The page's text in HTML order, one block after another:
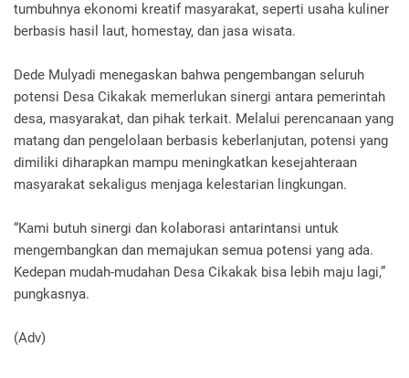
tumbuhnya ekonomi kreatif masyarakat, seperti usaha kuliner
berbasis hasil laut, homestay, dan jasa wisata.
Dede Mulyadi menegaskan bahwa pengembangan seluruh
potensi Desa Cikakak memerlukan sinergi antara pemerintah
desa, masyarakat, dan pihak terkait. Melalui perencanaan yang
matang dan pengelolaan berbasis keberlanjutan, potensi yang
dimiliki diharapkan mampu meningkatkan kesejahteraan
masyarakat sekaligus menjaga kelestarian lingkungan.
“Kami butuh sinergi dan kolaborasi antarintansi untuk
mengembangkan dan memajukan semua potensi yang ada.
Kedepan mudah-mudahan Desa Cikakak bisa lebih maju lagi,”
pungkasnya.
(Adv)